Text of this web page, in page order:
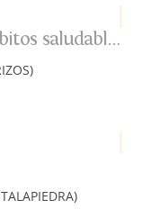
Promoción de hábitos saludables: Depende de ti